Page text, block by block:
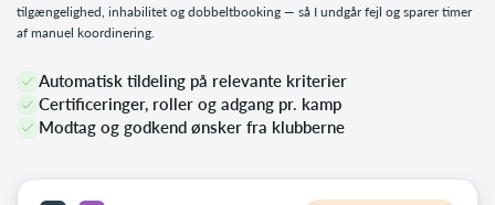
tilgængelighed, inhabilitet og dobbeltbooking — så I undgår fejl og sparer timer
af manuel koordinering.
Automatisk tildeling på relevante kriterier
Certificeringer, roller og adgang pr. kamp
Modtag og godkend ønsker fra klubberne